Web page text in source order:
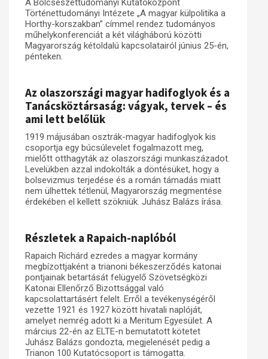
Dokumentumok
A trianoni szerződés
Műhelymunkák
A Bölcsészettudományi Kutatóközpont
Történettudományi Intézete „A magyar külpolitika a
Horthy-korszakban” címmel rendez tudományos
műhelykonferenciát a két világháború közötti
Magyarország kétoldalú kapcsolatairól június 25-én,
pénteken.
Az olaszországi magyar hadifoglyok és a
Tanácsköztársaság: vágyak, tervek – és
ami lett belőlük
1919 májusában osztrák-magyar hadifoglyok kis
csoportja egy búcsúlevelet fogalmazott meg,
mielőtt otthagyták az olaszországi munkaszázadot.
Levelükben azzal indokolták a döntésüket, hogy a
bolsevizmus terjedése és a román támadás miatt
nem ülhettek tétlenül, Magyarország megmentése
érdekében el kellett szökniük. Juhász Balázs írása.
Részletek a Rapaich-naplóból
Rapaich Richárd ezredes a magyar kormány
megbízottjaként a trianoni békeszerződés katonai
pontjainak betartását felügyelő Szövetségközi
Katonai Ellenőrző Bizottsággal való
kapcsolattartásért felelt. Erről a tevékenységéről
vezette 1921 és 1927 között hivatali naplóját,
amelyet nemrég adott ki a Meritum Egyesület. A
március 22-én az ELTE-n bemutatott kötetet
Juhász Balázs gondozta, megjelenését pedig a
Trianon 100 Kutatócsoport is támogatta.